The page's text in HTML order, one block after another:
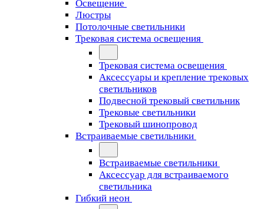
Освещение
Люстры
Потолочные светильники
Трековая система освещения
Трековая система освещения
Аксессуары и крепление трековых
светильников
Подвесной трековый светильник
Трековые светильники
Трековый шинопровод
Встраиваемые светильники
Встраиваемые светильники
Аксессуар для встраиваемого
светильника
Гибкий неон